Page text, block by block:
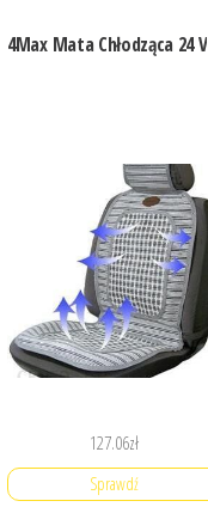
4Max Mata Chłodząca 24 V
127.06zł
Sprawdź